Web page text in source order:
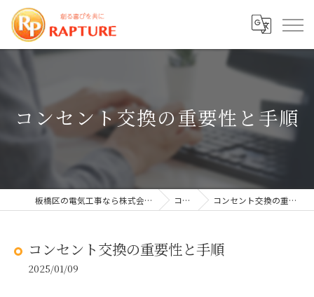
コンセント交換の重要性と手順
板橋区の電気工事なら株式会社ラプチャー コラム コンセント交換の重要性と手順
コンセント交換の重要性と手順
2025/01/09